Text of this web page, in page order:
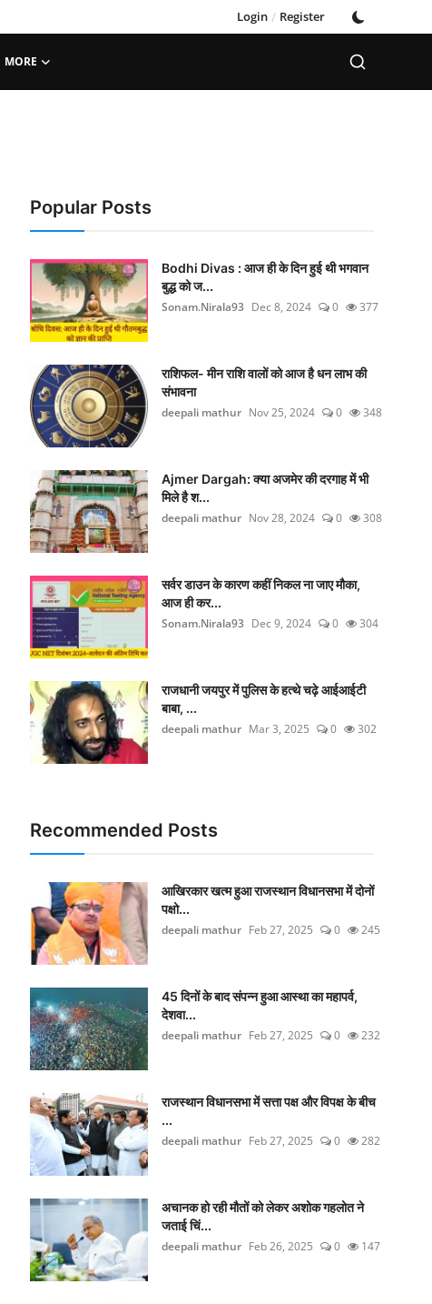
Login / Register
MORE
Popular Posts
Bodhi Divas : आज ही के दिन हुई थी भगवान
बुद्ध को ज...
Sonam.Nirala93 Dec 8, 2024 0 377
राशिफल- मीन राशि वालों को आज है धन लाभ की
संभावना
deepali mathur Nov 25, 2024 0 348
Ajmer Dargah: क्या अजमेर की दरगाह में भी
मिले है श...
deepali mathur Nov 28, 2024 0 308
सर्वर डाउन के कारण कहीं निकल ना जाए मौका,
आज ही कर...
Sonam.Nirala93 Dec 9, 2024 0 304
राजधानी जयपुर में पुलिस के हत्थे चढ़े आईआईटी
बाबा, ...
deepali mathur Mar 3, 2025 0 302
Recommended Posts
आखिरकार खत्म हुआ राजस्थान विधानसभा में दोनों
पक्षो...
deepali mathur Feb 27, 2025 0 245
45 दिनों के बाद संपन्न हुआ आस्था का महापर्व,
देशवा...
deepali mathur Feb 27, 2025 0 232
राजस्थान विधानसभा में सत्ता पक्ष और विपक्ष के बीच
...
deepali mathur Feb 27, 2025 0 282
अचानक हो रही मौतों को लेकर अशोक गहलोत ने
जताई च‍िं...
deepali mathur Feb 26, 2025 0 147